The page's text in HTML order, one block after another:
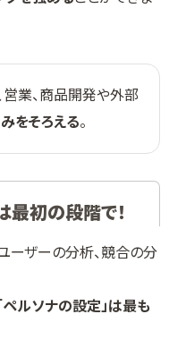
営業、商品開発や外部
をそろえる。
最初の段階で！
ーザーの分析、競合の分
ペルソナの設定」は最も